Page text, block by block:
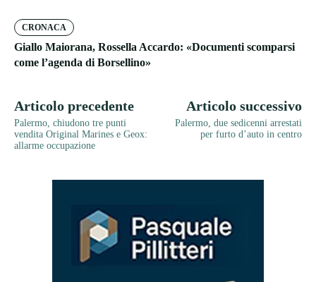
CRONACA
Giallo Maiorana, Rossella Accardo: «Documenti scomparsi
come l’agenda di Borsellino»
Articolo precedente
Palermo, chiudono tre punti
vendita Original Marines e Geox:
allarme occupazione
Articolo successivo
Palermo, due sedicenni arrestati
per furto d’auto in centro